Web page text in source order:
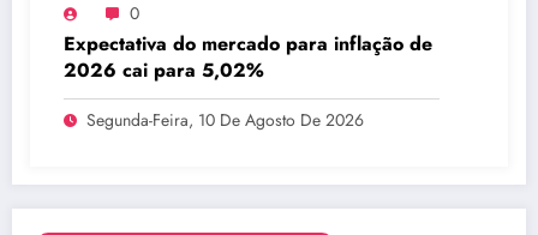
0
Expectativa do mercado para inflação de
2026 cai para 5,02%
Segunda-Feira, 10 De Agosto De 2026